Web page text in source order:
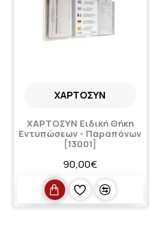
ΧΑΡΤΟΣΥΝ
ΧΑΡΤΟΣΥΝ Ειδική Θήκη
Εντυπώσεων - Παραπόνων
[13001]
90,00€